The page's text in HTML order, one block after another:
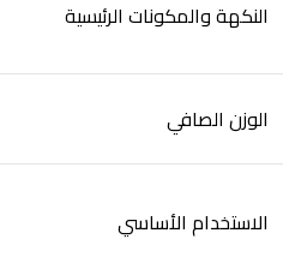
النكهة والمكونات الرئيسية
الوزن الصافي
الاستخدام الأساسي